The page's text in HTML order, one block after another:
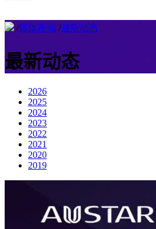
/媒体新闻 /最新动态
最新动态
2026
2025
2024
2023
2022
2021
2020
2019